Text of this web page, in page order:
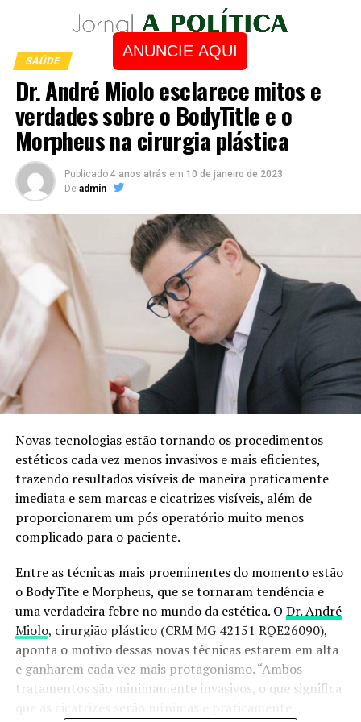
ANUNCIE AQUI
SAÚDE
Dr. André Miolo esclarece mitos e
verdades sobre o BodyTitle e o
Morpheus na cirurgia plástica
Publicado 4 anos atrás em 10 de janeiro de 2023
De admin
Novas tecnologias estão tornando os procedimentos
estéticos cada vez menos invasivos e mais eficientes,
trazendo resultados visíveis de maneira praticamente
imediata e sem marcas e cicatrizes visíveis, além de
proporcionarem um pós operatório muito menos
complicado para o paciente.
Entre as técnicas mais proeminentes do momento estão
o BodyTite e Morpheus, que se tornaram tendência e
uma verdadeira febre no mundo da estética. O Dr. André
Miolo, cirurgião plástico (CRM MG 42151 RQE26090),
aponta o motivo dessas novas técnicas estarem em alta
e ganharem cada vez mais protagonismo. “Ambos
tratamentos são minimamente invasivos, o que significa